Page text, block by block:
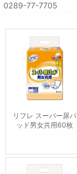
0289-77-7705
リフレ スーパー尿パ
ッド男女共用60枚